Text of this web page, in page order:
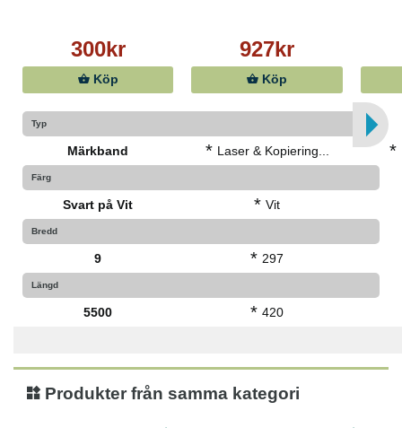
300kr
Köp
927kr
Köp
Typ
Märkband * Laser & Kopiering... *
Färg
Svart på Vit * Vit
Bredd
9 * 297
Längd
5500 * 420
Produkter från samma kategori